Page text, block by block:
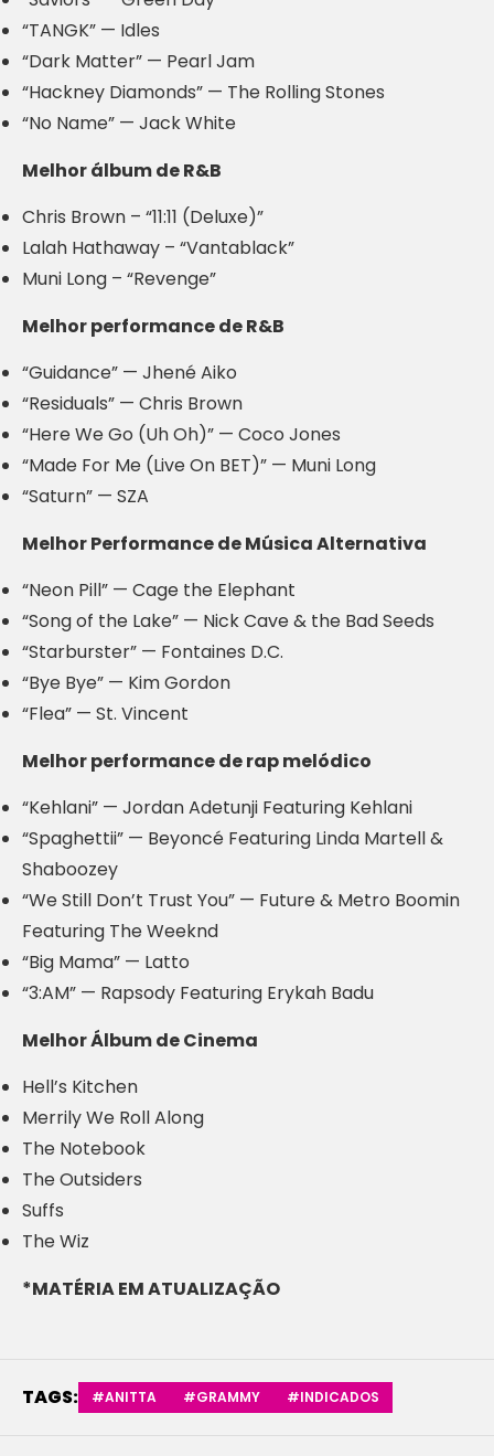
“TANGK” — Idles
“Dark Matter” — Pearl Jam
“Hackney Diamonds” — The Rolling Stones
“No Name” — Jack White
Melhor álbum de R&B
Chris Brown – “11:11 (Deluxe)”
Lalah Hathaway – “Vantablack”
Muni Long – “Revenge”
Melhor performance de R&B
“Guidance” — Jhené Aiko
“Residuals” — Chris Brown
“Here We Go (Uh Oh)” — Coco Jones
“Made For Me (Live On BET)” — Muni Long
“Saturn” — SZA
Melhor Performance de Música Alternativa
“Neon Pill” — Cage the Elephant
“Song of the Lake” — Nick Cave & the Bad Seeds
“Starburster” — Fontaines D.C.
“Bye Bye” — Kim Gordon
“Flea” — St. Vincent
Melhor performance de rap melódico
“Kehlani” — Jordan Adetunji Featuring Kehlani
“Spaghettii” — Beyoncé Featuring Linda Martell &
Shaboozey
“We Still Don’t Trust You” — Future & Metro Boomin
Featuring The Weeknd
“Big Mama” — Latto
“3:AM” — Rapsody Featuring Erykah Badu
Melhor Álbum de Cinema
Hell’s Kitchen
Merrily We Roll Along
The Notebook
The Outsiders
Suffs
The Wiz
*MATÉRIA EM ATUALIZAÇÃO
TAGS: #ANITTA #GRAMMY #INDICADOS